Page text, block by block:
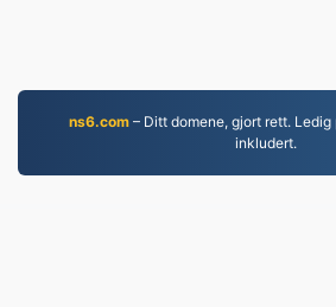
ns6.com– Ditt domene, gjort rett. Ledig
inkludert.